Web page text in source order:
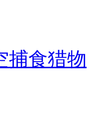
捕食猎物